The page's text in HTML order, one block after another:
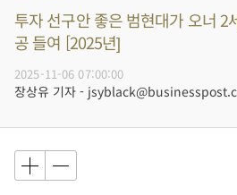
투자 선구안 좋은 범현대가 오너 2
공 들여 [2025년]
2025-11-06 07:00:00
장상유 기자 -